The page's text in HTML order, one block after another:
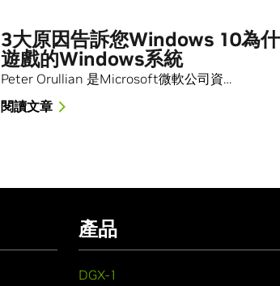
3大原因告訴您Windows 10為
遊戲的Windows系統
Peter Orullian 是Microsoft微軟公司資…
閱讀文章
產品
DGX-1